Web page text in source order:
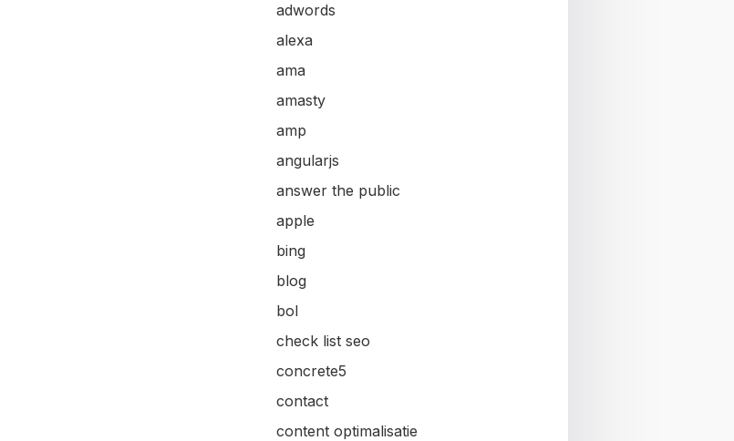
adwords
alexa
ama
amasty
amp
angularjs
answer the public
apple
bing
blog
bol
check list seo
concrete5
contact
content optimalisatie